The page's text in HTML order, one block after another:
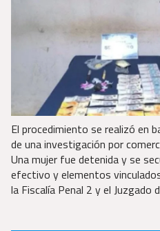
El procedimiento se realizó en
de una investigación por
Una mujer fue detenida y se
efectivo y elementos
la Fiscalía Penal 2 y el Juzgado